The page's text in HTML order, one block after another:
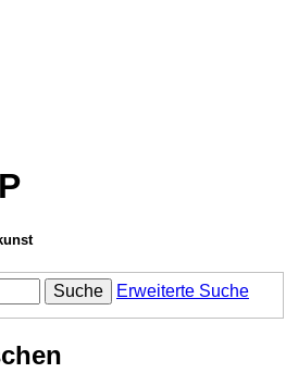
Suche Erweiterte Suche